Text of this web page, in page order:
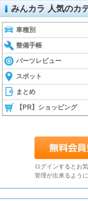
みんカラ 人気のカ
車種別
整備手帳
パーツレビュー
スポット
まとめ
【PR】ショッピング
ログインするとお
管理が出来るよう